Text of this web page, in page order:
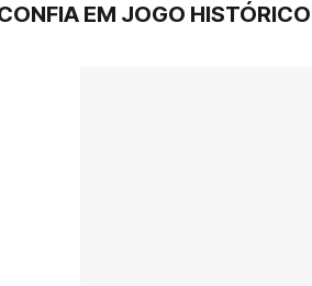
EM JOGO HISTÓRICO